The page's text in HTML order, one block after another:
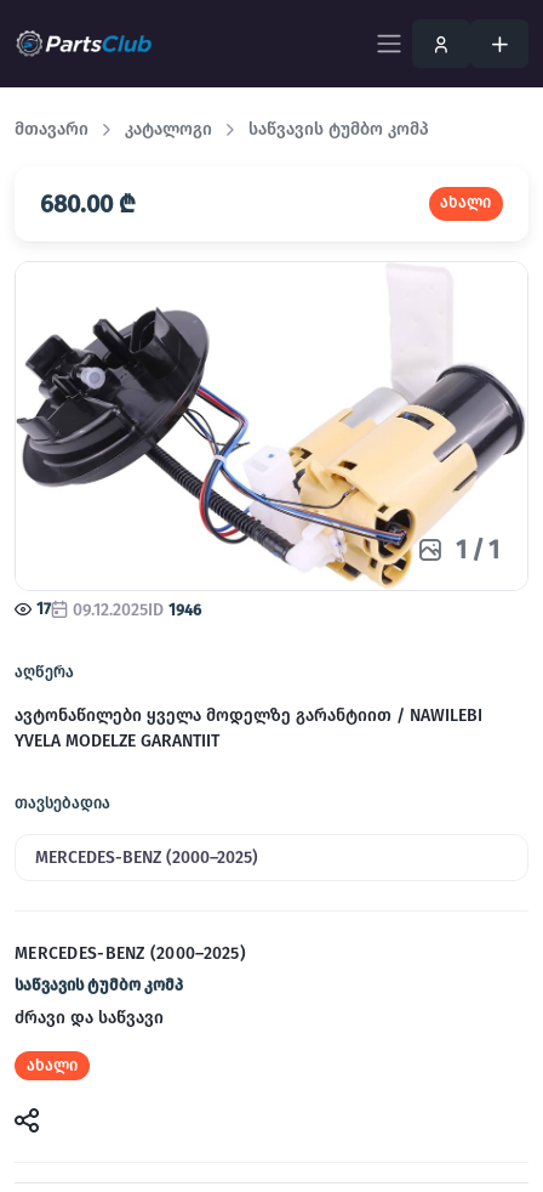
მთავარი კატალოგი საწვავის ტუმბო კომპ
680.00 ₾ ახალი
1 / 1
17 09.12.2025ID 1946
აღწერა
ავტონაწილები ყველა მოდელზე გარანტიით / NAWILEBI
YVELA MODELZE GARANTIIT
თავსებადია
MERCEDES-BENZ (2000–2025)
MERCEDES-BENZ (2000–2025)
საწვავის ტუმბო კომპ
ძრავი და საწვავი
ახალი